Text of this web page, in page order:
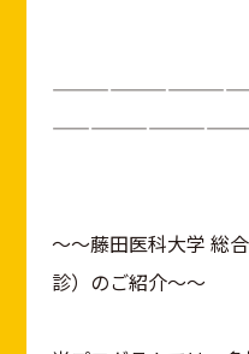
～～藤田医科大学 総
診）のご紹介～～